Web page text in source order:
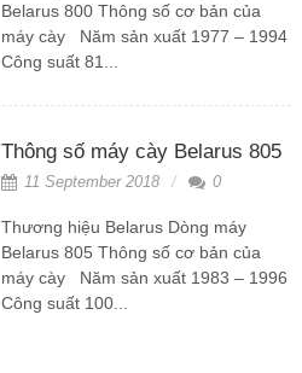
Belarus 800 Thông số cơ bản của
máy cày Năm sản xuất 1977 – 1994
Công suất 81...
Thông số máy cày Belarus 805
11 September 2018 0
Thương hiệu Belarus Dòng máy
Belarus 805 Thông số cơ bản của
máy cày Năm sản xuất 1983 – 1996
Công suất 100...